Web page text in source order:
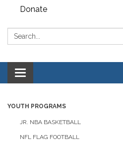
Donate
Search:
Toggle
navigation
YOUTH PROGRAMS
JR. NBA BASKETBALL
NFL FLAG FOOTBALL